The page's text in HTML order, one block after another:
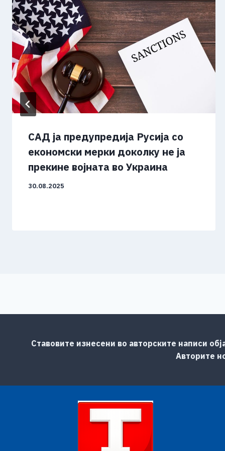
САД ја предупредија Русија со
економски мерки доколку не ја
прекине војната во Украина
30.08.2025
Ставовите изнесени во авторските написи
Авторите